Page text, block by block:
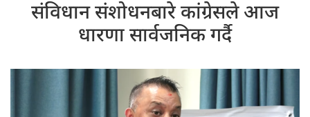
संविधान संशोधनबारे कांग्रेसले आज
धारणा सार्वजनिक गर्दै